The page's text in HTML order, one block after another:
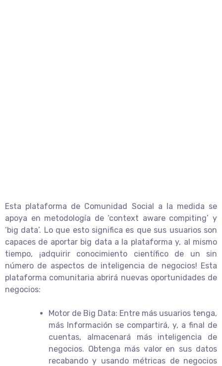
Esta plataforma de Comunidad Social a la medida se
apoya en metodología de ‘context aware compiting’ y
‘big data’. Lo que esto significa es que sus usuarios son
capaces de aportar big data a la plataforma y, al mismo
tiempo, ¡adquirir conocimiento científico de un sin
número de aspectos de inteligencia de negocios! Esta
plataforma comunitaria abrirá nuevas oportunidades de
negocios:
Motor de Big Data: Entre más usuarios tenga,
más Información se compartirá, y, a final de
cuentas, almacenará más inteligencia de
negocios. Obtenga más valor en sus datos
recabando y usando métricas de negocios